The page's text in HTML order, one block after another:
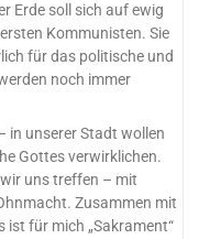
Erde soll sich auf ewig
Kommunisten. Sie
für das politische und
noch immer
in unserer Stadt wollen
Gottes verwirklichen.
uns treffen – mit
Zusammen mit
ist für mich „Sakrament“